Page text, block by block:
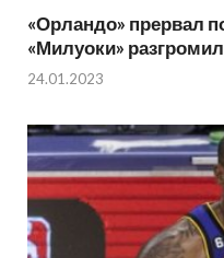
«Орландо» прервал
«Милуоки»
24.01.2023